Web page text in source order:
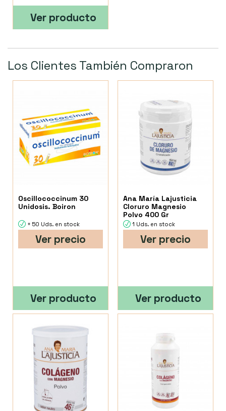
Ver producto
Los Clientes También Compraron
Oscillococcinum 30
Unidosis. Boiron
+ 50 Uds. en stock
Ver precio
Ver producto
Ana María Lajusticia
Cloruro Magnesio
Polvo 400 Gr
1 Uds. en stock
Ver precio
Ver producto